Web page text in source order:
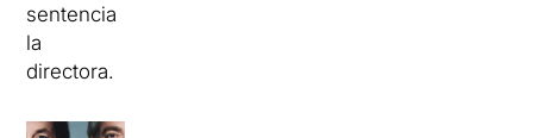
sentencia
la
directora.